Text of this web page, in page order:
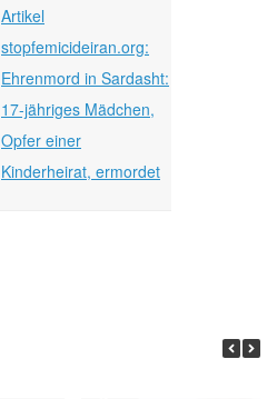
Artikel
stopfemicideiran.org:
Ehrenmord in Sardasht:
17-jähriges Mädchen,
Opfer einer
Kinderheirat, ermordet